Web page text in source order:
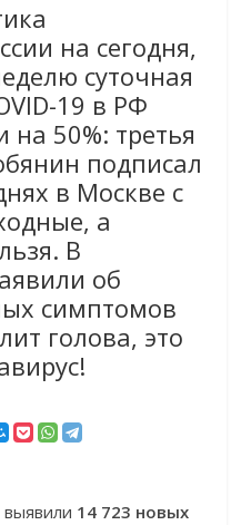
на сегодня,
суточная
19 в РФ
на 50%: третья
подписал
в Москве с
а
В
об
симптомов
голова, это
выявили 14 723 новых